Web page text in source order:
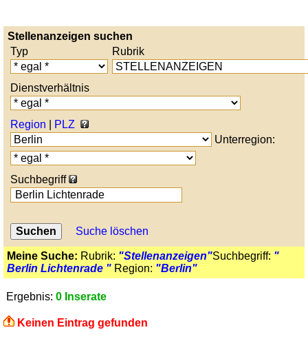
Stellenanzeigen suchen
Typ
Rubrik
Dienstverhältnis
Region
PLZ
Unterregion:
Suchbegriff
Suche löschen
Meine Suche: Rubrik: "Stellenanzeigen"Suchbegriff: "
Berlin Lichtenrade " Region: "Berlin"
Ergebnis: 0 Inserate
Keinen Eintrag gefunden